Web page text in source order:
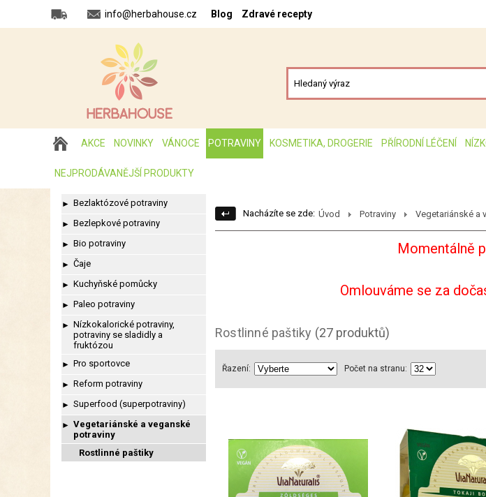
info@herbahouse.cz Blog Zdravé recepty
AKCE NOVINKY VÁNOCE POTRAVINY KOSMETIKA, DROGERIE PŘÍRODNÍ LÉČENÍ
NEJPRODÁVANĚJŠÍ PRODUKTY
► Bezlaktózové potraviny
► Bezlepkové potraviny
► Bio potraviny
► Čaje
► Kuchyňské pomůcky
► Paleo potraviny
► Nízkokalorické potraviny,
potraviny se sladidly a
fruktózou
► Pro sportovce
► Reform potraviny
► Superfood (superpotraviny)
► Vegetariánské a veganské
potraviny
Rostlinné paštiky
Nacházíte se zde: Úvod Potraviny Vegetariánské a
Momentálně
Omlouváme se za
Rostlinné paštiky (27 produktů)
Řazení: Počet na stranu: